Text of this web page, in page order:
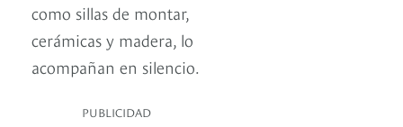
como sillas de montar,
cerámicas y madera, lo
acompañan en silencio.
PUBLICIDAD